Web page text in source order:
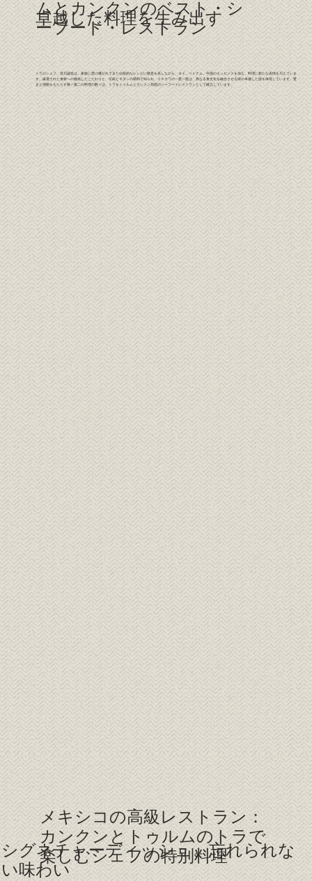
ムとカンクンのベスト・シ
ーフード・レストラン
卓越した料理を生み出す
トラのシェフ、登川誠也は、家族に受け継がれてきた伝統的なレシピに敬意を表しながら、タイ、ベトナム、中国のエッセンスを加え、料理に新たな表情を与えていま
す。厳選された食材への徹底したこだわりと、伝統とモダンの調和で知られ、イチカワの一皿一皿は、異なる食文化を融合させる彼の卓越した技を体現しています。驚
きと感動をもたらす唯一無二の料理の数々は、トラをトゥルムとカンクン屈指のシーフードレストランとして確立しています。
シグネチャーディッシュ、忘れられな
い味わい
メキシコの高級レストラン：
カンクンとトゥルムのトラで
楽しむシェフの特別料理